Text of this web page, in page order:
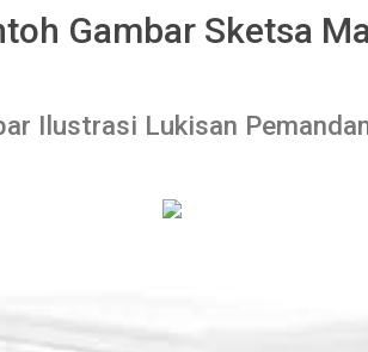
Gambar Sketsa
Ilustrasi Lukisan